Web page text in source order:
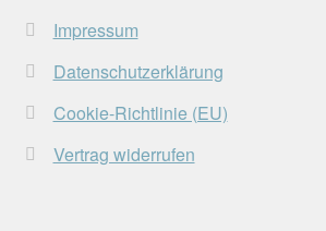
Impressum
Datenschutzerklärung
Cookie-Richtlinie (EU)
Vertrag widerrufen